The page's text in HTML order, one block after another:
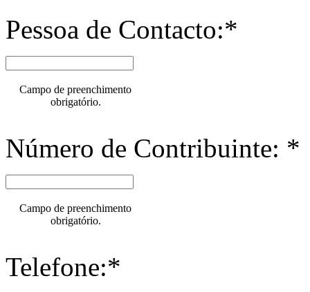
Pessoa de Contacto:*
Campo de preenchimento
obrigatório.
Número de Contribuinte: *
Campo de preenchimento
obrigatório.
Telefone:*